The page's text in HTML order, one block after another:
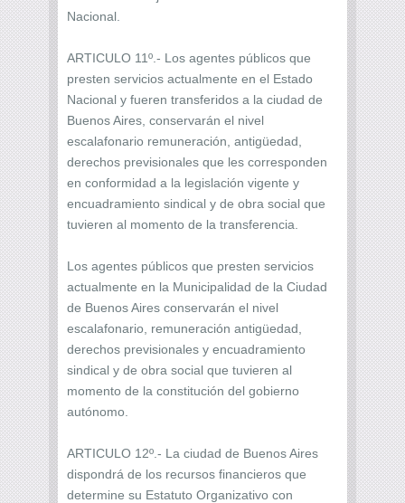
Nacional.
ARTICULO 11º.- Los agentes públicos que
presten servicios actualmente en el Estado
Nacional y fueren transferidos a la ciudad de
Buenos Aires, conservarán el nivel
escalafonario remuneración, antigüedad,
derechos previsionales que les corresponden
en conformidad a la legislación vigente y
encuadramiento sindical y de obra social que
tuvieren al momento de la transferencia.
Los agentes públicos que presten servicios
actualmente en la Municipalidad de la Ciudad
de Buenos Aires conservarán el nivel
escalafonario, remuneración antigüedad,
derechos previsionales y encuadramiento
sindical y de obra social que tuvieren al
momento de la constitución del gobierno
autónomo.
ARTICULO 12º.- La ciudad de Buenos Aires
dispondrá de los recursos financieros que
determine su Estatuto Organizativo con